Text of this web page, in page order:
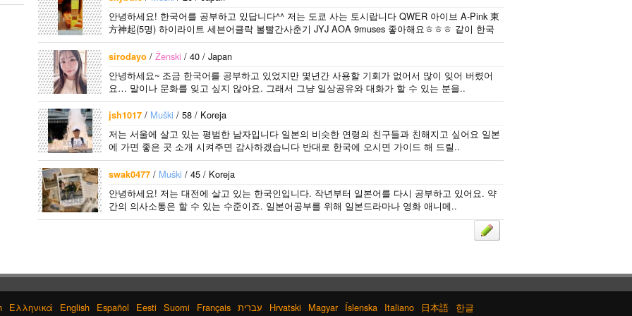
안녕하세요! 한국어를 공부하고 있답니다^^ 저는 도쿄 사는 토시랍니다 QWER 아이브 A-Pink 東
方神起(5명) 하이라이트 세븐어클락 볼빨간사춘기 JYJ AOA 9muses 좋아해요ㅎㅎㅎ 같이 한국
어..
sirodayo / Ženski / 40 / Japan
안녕하세요~ 조금 한국어를 공부하고 있었지만 몇년간 사용할 기회가 없어서 많이 잊어 버렸어
요… 말이나 문화를 잊고 싶지 않아요. 그래서 그냥 일상공유와 대화가 할 수 있는 분을..
jsh1017 / Muški / 58 / Koreja
저는 서울에 살고 있는 평범한 남자입니다 일본의 비슷한 연령의 친구들과 친해지고 싶어요 일본
에 가면 좋은 곳 소개 시켜주면 감사하겠습니다 반대로 한국에 오시면 가이드 해 드릴..
swak0477 / Muški / 45 / Koreja
안녕하세요! 저는 대전에 살고 있는 한국인입니다. 작년부터 일본어를 다시 공부하고 있어요. 약
간의 의사소통은 할 수 있는 수준이죠. 일본어공부를 위해 일본드라마나 영화 애니메..
Ελληνικά English Español Eesti Suomi Français עברית Hrvatski Magyar Íslenska Italiano 日本語 한글